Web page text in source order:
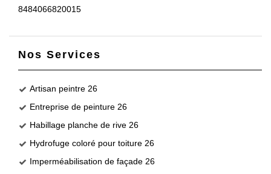
8484066820015
Nos Services
Artisan peintre 26
Entreprise de peinture 26
Habillage planche de rive 26
Hydrofuge coloré pour toiture 26
Imperméabilisation de façade 26